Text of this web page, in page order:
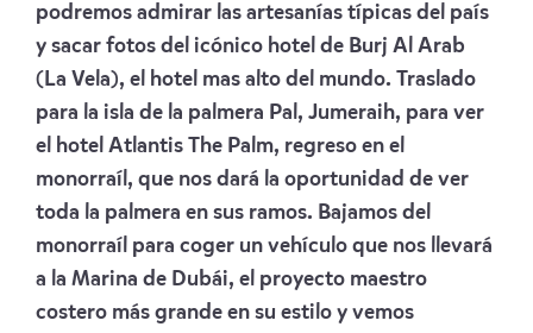
podremos admirar las artesanías típicas del país
y sacar fotos del icónico hotel de Burj Al Arab
(La Vela), el hotel mas alto del mundo. Traslado
para la isla de la palmera Pal, Jumeraih, para ver
el hotel Atlantis The Palm, regreso en el
monorraíl, que nos dará la oportunidad de ver
toda la palmera en sus ramos. Bajamos del
monorraíl para coger un vehículo que nos llevará
a la Marina de Dubái, el proyecto maestro
costero más grande en su estilo y vemos